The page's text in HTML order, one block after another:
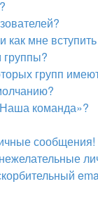
как мне
группы?
групп
команда»?
сообщения!